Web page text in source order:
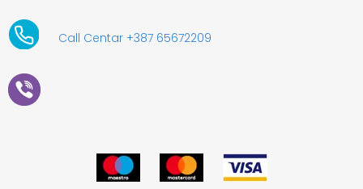
aksaonlinebih@aksabih.ba
5514802214205743
61-01-0052-11
11079253
Zaposlenje
Saradnja
Uslovi korišćenja i prodaje
Kako kupiti
Plaćanje karticama
Call Centar +387 65672209